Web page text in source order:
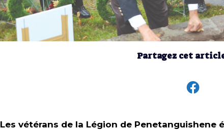
Partagez cet
Les vétérans de la Légion de